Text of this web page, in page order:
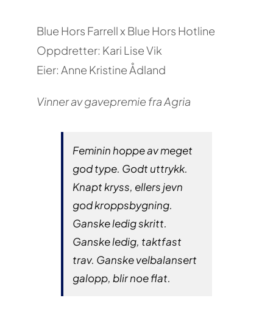
Blue Hors Farrell x Blue Hors Hotline
Oppdretter: Kari Lise Vik
Eier: Anne Kristine Ådland
Vinner av gavepremie fra Agria
Feminin hoppe av meget
god type. Godt uttrykk.
Knapt kryss, ellers jevn
god kroppsbygning.
Ganske ledig skritt.
Ganske ledig, taktfast
trav. Ganske velbalansert
galopp, blir noe flat.